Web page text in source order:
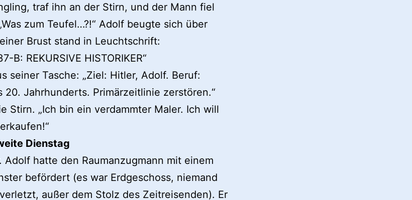
traf ihn an der Stirn, und der Mann fiel
zum Teufel…?!“ Adolf beugte sich über
Brust stand in Leuchtschrift:
B: REKURSIVE HISTORIKER“
seiner Tasche: „Ziel: Hitler, Adolf. Beruf:
20. Jahrhunderts. Primärzeitlinie zerstören.“
Stirn. „Ich bin ein verdammter Maler. Ich will
Dienstag
Adolf hatte den Raumanzugmann mit einem
befördert (es war Erdgeschoss, niemand
außer dem Stolz des Zeitreisenden). Er